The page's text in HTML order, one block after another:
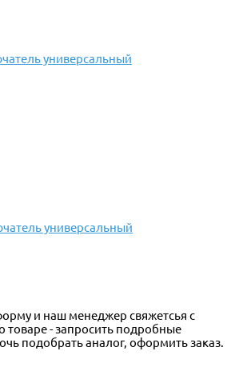
универсальный
универсальный
и наш менеджер свяжетсья с
товаре - запросить подробные
подобрать аналог, оформить заказ.